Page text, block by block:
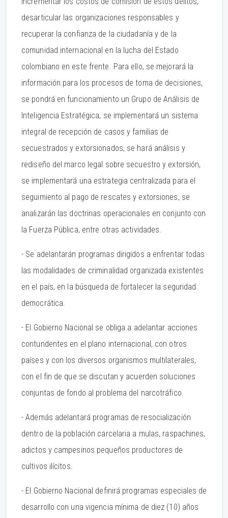
desarticular las organizaciones responsables y
recuperar la confianza de la ciudadanía y de la
comunidad internacional en la lucha del Estado
colombiano en este frente. Para ello, se mejorará la
información para los procesos de toma de decisiones,
se pondrá en funcionamiento un Grupo de Análisis de
Inteligencia Estratégica, se implementará un sistema
integral de recepción de casos y familias de
secuestrados y extorsionados, se hará análisis y
rediseño del marco legal sobre secuestro y extorsión,
se implementará una estrategia centralizada para el
seguimiento al pago de rescates y extorsiones, se
analizarán las doctrinas operacionales en conjunto con
la Fuerza Pública, entre otras actividades.
- Se adelantarán programas dirigidos a enfrentar todas
las modalidades de criminalidad organizada existentes
en el país, en la búsqueda de fortalecer la seguridad
democrática.
- El Gobierno Nacional se obliga a adelantar acciones
contundentes en el plano internacional, con otros
países y con los diversos organismos multilaterales,
con el fin de que se discutan y acuerden soluciones
conjuntas de fondo al problema del narcotráfico.
- Además adelantará programas de resocialización
dentro de la población carcelaria a mulas, raspachines,
adictos y campesinos pequeños productores de
cultivos ilícitos.
- El Gobierno Nacional definirá programas especiales de
desarrollo con una vigencia mínima de diez (10) años